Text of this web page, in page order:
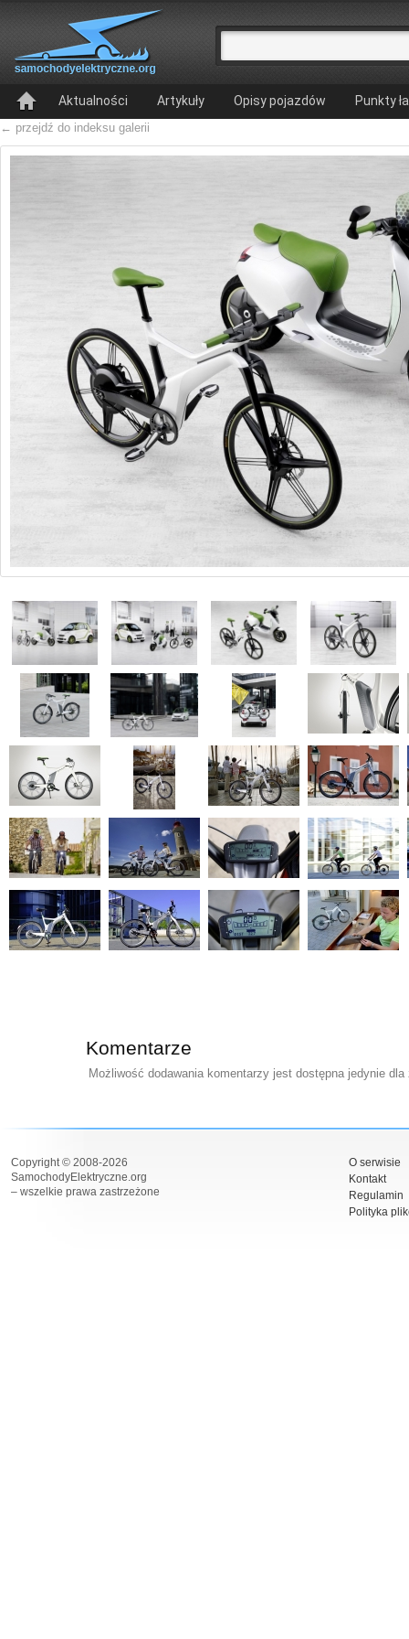
Aktualności Artykuły Opisy pojazdów Punkty
← przejdź do indeksu galerii
Komentarze
Możliwość dodawania komentarzy jest dostępna jedynie
Copyright © 2008-2026
SamochodyElektryczne.org
– wszelkie prawa zastrzeżone
O serwisie
Kontakt
Regulamin
Polityka